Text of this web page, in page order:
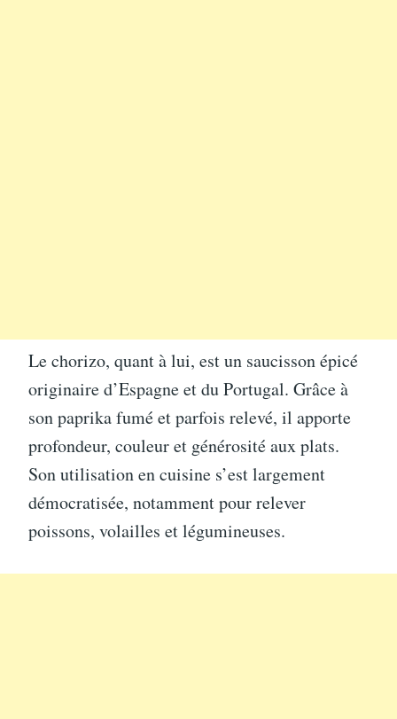
Le chorizo, quant à lui, est un saucisson épicé
originaire d’Espagne et du Portugal. Grâce à
son paprika fumé et parfois relevé, il apporte
profondeur, couleur et générosité aux plats.
Son utilisation en cuisine s’est largement
démocratisée, notamment pour relever
poissons, volailles et légumineuses.